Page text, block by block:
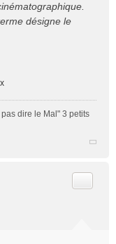
désigne le
x
dire le Mal" 3 petits